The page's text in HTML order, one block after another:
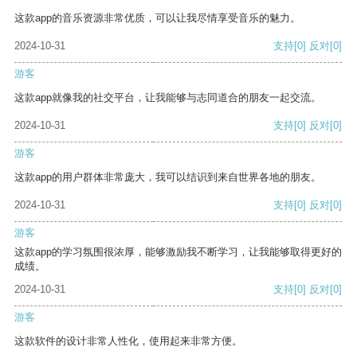
这款app的音乐资源非常优质，可以让我尽情享受音乐的魅力。
2024-10-31 支持[0] 反对[0]
游客
这款app就像我的社交平台，让我能够与志同道合的朋友一起交流。
2024-10-31 支持[0] 反对[0]
游客
这款app的用户群体非常庞大，我可以结识到来自世界各地的朋友。
2024-10-31 支持[0] 反对[0]
游客
这款app的学习氛围很浓厚，能够激励我不断学习，让我能够取得更好的
成绩。
2024-10-31
支持[0] 反对[0]
游客
这款软件的设计非常人性化，使用起来非常方便。